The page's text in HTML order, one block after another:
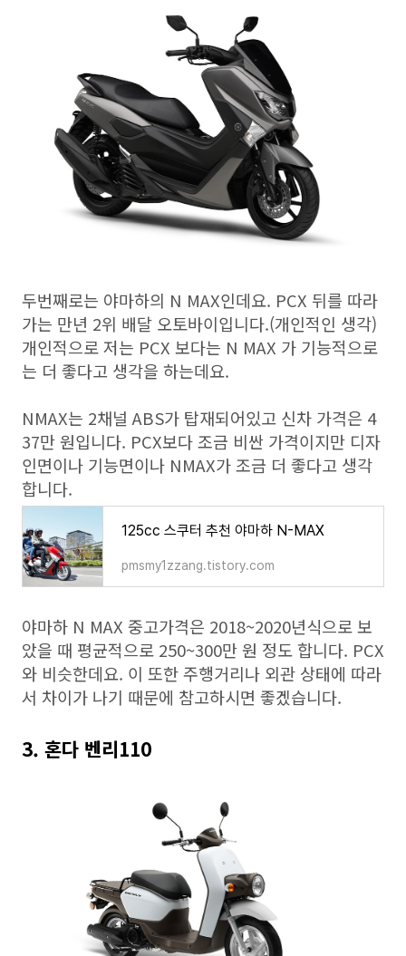
두번째로는 야마하의 N MAX인데요. PCX 뒤를 따라
가는 만년 2위 배달 오토바이입니다.(개인적인 생각)
개인적으로 저는 PCX 보다는 N MAX 가 기능적으로
는 더 좋다고 생각을 하는데요.
NMAX는 2채널 ABS가 탑재되어있고 신차 가격은 4
37만 원입니다. PCX보다 조금 비싼 가격이지만 디자
인면이나 기능면이나 NMAX가 조금 더 좋다고 생각
합니다.
125cc 스쿠터 추천 야마하 N-MAX
pmsmy1zzang.tistory.com
야마하 N MAX 중고가격은 2018~2020년식으로 보
았을 때 평균적으로 250~300만 원 정도 합니다. PCX
와 비슷한데요. 이 또한 주행거리나 외관 상태에 따라
서 차이가 나기 때문에 참고하시면 좋겠습니다.
3. 혼다 벤리110